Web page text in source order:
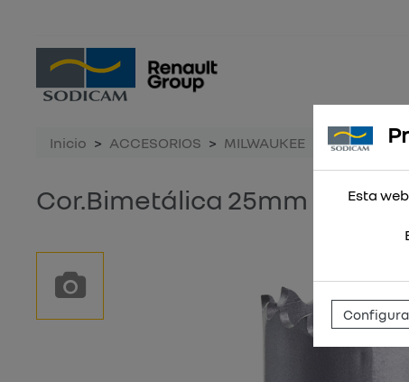
Inicio ACCESORIOS MILWAUKEE
Cor.Bimetálica 25mm
Esta